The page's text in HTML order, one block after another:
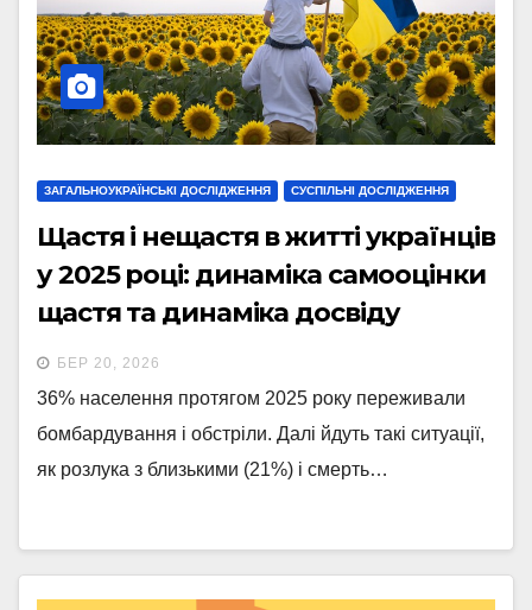
ЗАГАЛЬНОУКРАЇНСЬКІ ДОСЛІДЖЕННЯ СУСПІЛЬНІ ДОСЛІДЖЕННЯ
Щастя і нещастя в житті українців
у 2025 році: динаміка самооцінки
щастя та динаміка досвіду
стресових ситуацій
БЕР 20, 2026
36% населення протягом 2025 року переживали
бомбардування і обстріли. Далі йдуть такі ситуації,
як розлука з близькими (21%) і смерть…